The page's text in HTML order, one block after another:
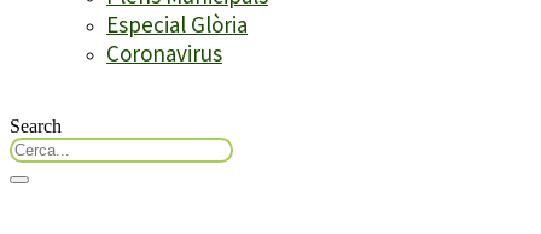
Especial Glòria
Coronavirus
Search